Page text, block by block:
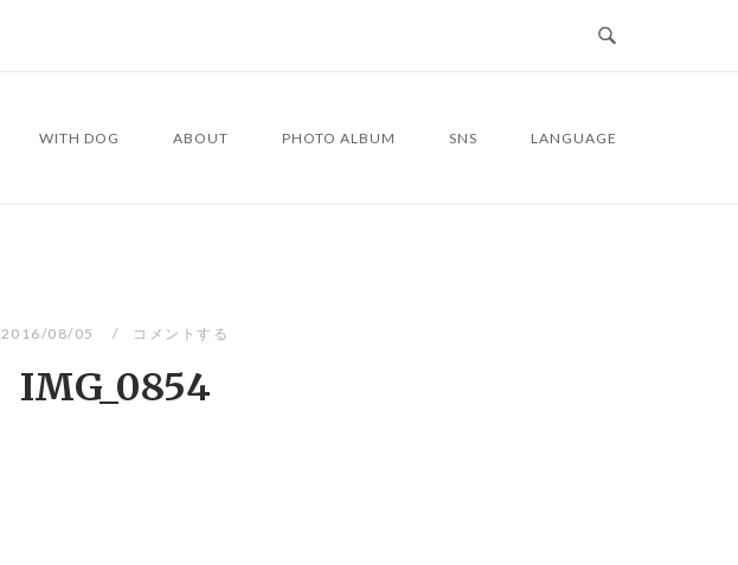
WITH DOG ABOUT PHOTO ALBUM SNS LANGUAGE
2016/08/05 コメントする
IMG_0854